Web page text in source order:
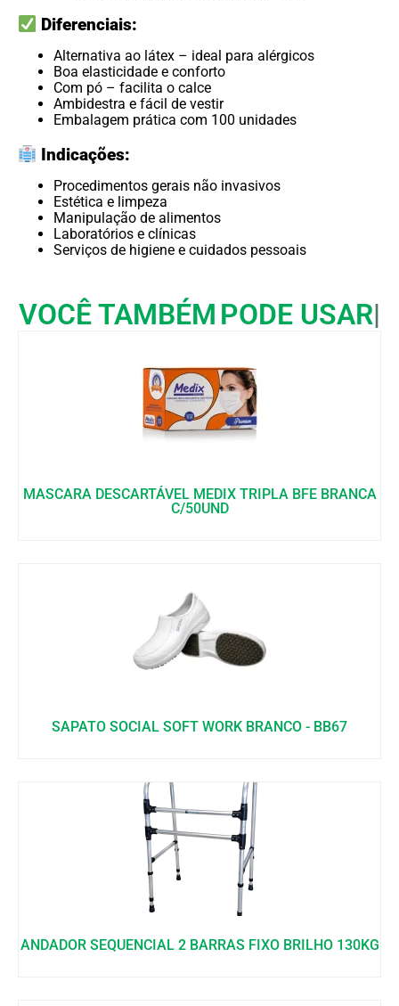
Diferenciais:
Alternativa ao látex – ideal para alérgicos
Boa elasticidade e conforto
Com pó – facilita o calce
Ambidestra e fácil de vestir
Embalagem prática com 100 unidades
Indicações:
Procedimentos gerais não invasivos
Estética e limpeza
Manipulação de alimentos
Laboratórios e clínicas
Serviços de higiene e cuidados pessoais
VOCÊ TAMBÉM PODE USAR
MASCARA DESCARTÁVEL MEDIX TRIPLA BFE BRANCA
C/50UND
SAPATO SOCIAL SOFT WORK BRANCO - BB67
ANDADOR SEQUENCIAL 2 BARRAS FIXO BRILHO 130KG